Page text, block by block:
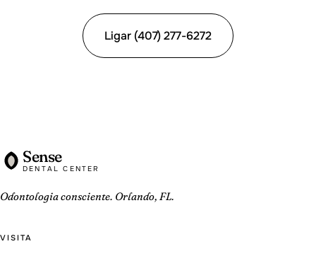
Ligar (407) 277-6272
Sense
DENTAL CENTER
Odontologia consciente. Orlando, FL.
VISITA